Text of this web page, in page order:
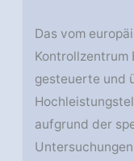
Das vom
Kontrollzentrum
gesteuerte und
aufgrund der